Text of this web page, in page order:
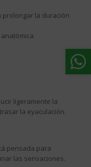
prolongar la duración
ligeramente la
la eyaculación.
pensada para
las sensaciones.